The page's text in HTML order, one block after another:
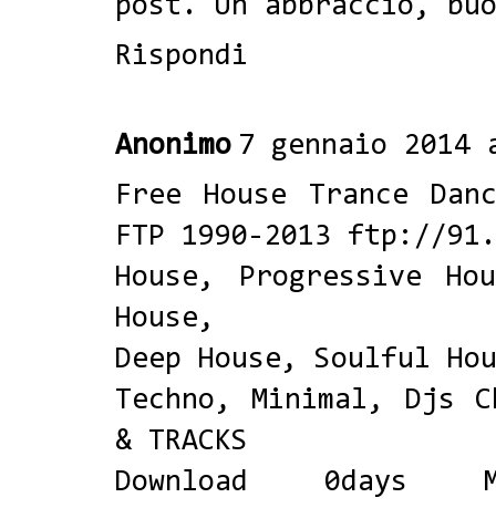
post. Un abbraccio,
Rispondi
Anonimo 7 gennaio
Free House Trance
FTP 1990-2013 ftp://
House, Progressive
House,
Deep House, Soulful
Techno, Minimal, Djs
& TRACKS
Download 0days